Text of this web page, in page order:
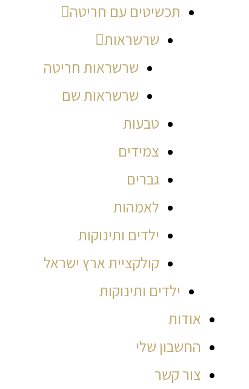
תכשיטים עם חריטה
שרשראות
שרשראות חריטה
שרשראות שם
טבעות
צמידים
גברים
לאמהות
ילדים ותינוקות
קולקציית ארץ ישראל
ילדים ותינוקות
אודות
החשבון שלי
צור קשר